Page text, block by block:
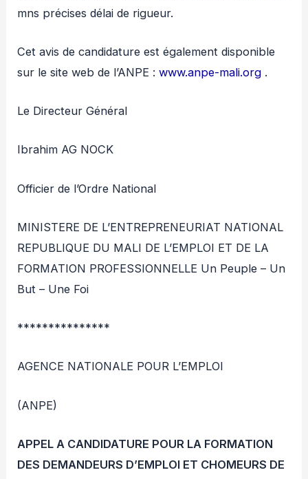
mns précises délai de rigueur.
Cet avis de candidature est également disponible
sur le site web de l’ANPE :www.anpe-mali.org .
Le Directeur Général
Ibrahim AG NOCK
Officier de l’Ordre National
MINISTERE DE L’ENTREPRENEURIAT NATIONAL
REPUBLIQUE DU MALI DE L’EMPLOI ET DE LA
FORMATION PROFESSIONNELLE Un Peuple – Un
But – Une Foi
***************
AGENCE NATIONALE POUR L’EMPLOI
(ANPE)
APPEL A CANDIDATURE POUR LA FORMATION
DES DEMANDEURS D’EMPLOI ET CHOMEURS DE